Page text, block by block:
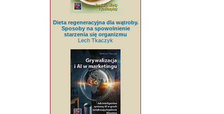
Dieta regeneracyjna dla wątroby.
Sposoby na spowolnienie
starzenia się organizmu
Lech Tkaczyk